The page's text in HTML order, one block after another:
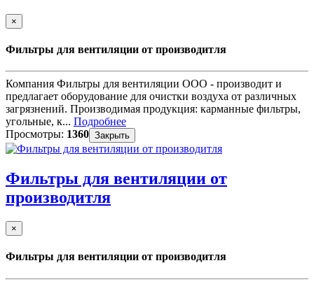
×
Фильтры для вентиляции от производитля
Компания Фильтры для вентиляции ООО - производит и
предлагает оборудование для очистки воздуха от различных
загрязнений. Производимая продукция: карманные фильтры,
угольные, к... Подробнее
Просмотры: 1360 Закрыть
Фильтры для вентиляции от
производитля
×
Фильтры для вентиляции от производитля